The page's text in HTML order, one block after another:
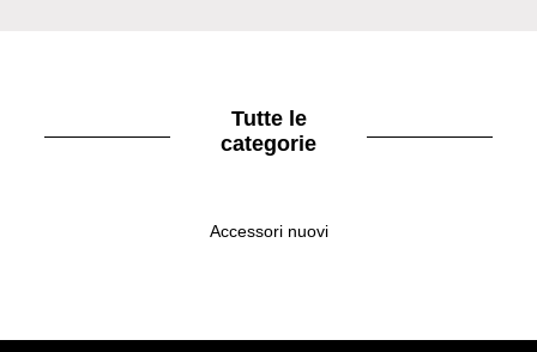
Tutte le
categorie
Accessori nuovi